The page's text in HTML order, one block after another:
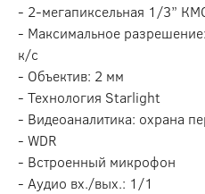
- 2-мегапиксельная 1/3”
- Максимальное
к/с
- Объектив: 2 мм
- Технология Starlight
- Видеоаналитика: охрана
- WDR
- Встроенный микрофон
- Аудио вх./вых.: 1/1